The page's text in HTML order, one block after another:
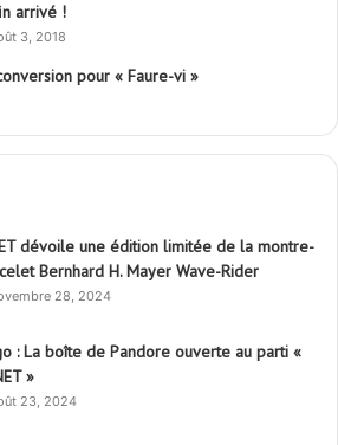
arrivé !
3, 2018
pour « Faure-vi »
dévoile une édition limitée de la montre-
Bernhard H. Mayer Wave-Rider
28, 2024
: La boîte de Pandore ouverte au parti «
»
23, 2024